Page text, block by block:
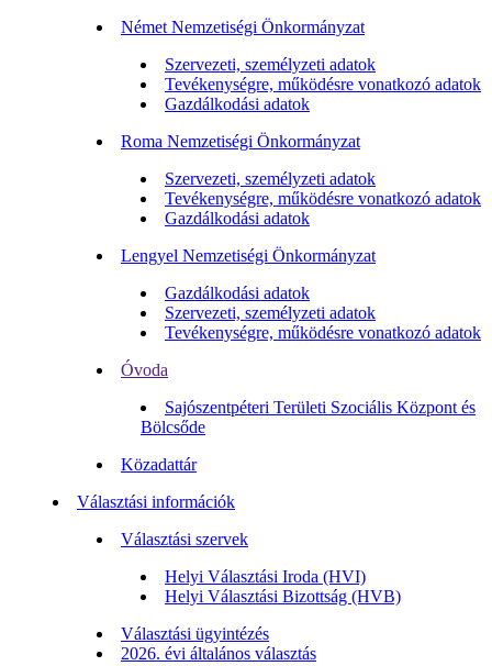
Német Nemzetiségi Önkormányzat
Szervezeti, személyzeti adatok
Tevékenységre, működésre vonatkozó adatok
Gazdálkodási adatok
Roma Nemzetiségi Önkormányzat
Szervezeti, személyzeti adatok
Tevékenységre, működésre vonatkozó adatok
Gazdálkodási adatok
Lengyel Nemzetiségi Önkormányzat
Gazdálkodási adatok
Szervezeti, személyzeti adatok
Tevékenységre, működésre vonatkozó adatok
Óvoda
Sajószentpéteri Területi Szociális Központ és
Bölcsőde
Közadattár
Választási információk
Választási szervek
Helyi Választási Iroda (HVI)
Helyi Választási Bizottság (HVB)
Választási ügyintézés
2026. évi általános választás